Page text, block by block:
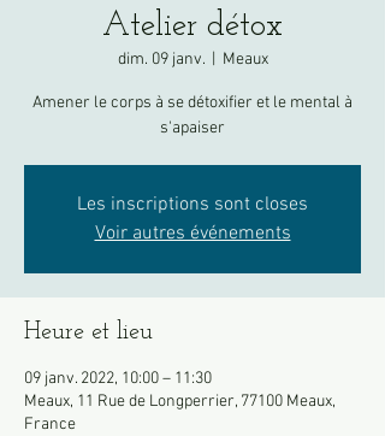
Atelier détox
dim. 09 janv.
  |
Meaux
Amener le corps à se détoxifier et le mental à
s'apaiser
Les inscriptions sont closes
Voir autres événements
Heure et lieu
09 janv. 2022, 10:00 – 11:30
Meaux, 11 Rue de Longperrier, 77100 Meaux,
France